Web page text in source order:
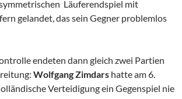
Läuferendspiel mit
gelandet, das sein Gegner problemlos
endeten dann gleich zwei Partien
Wolfgang Zimdars hatte am 6.
Verteidigung ein Gegenspiel nie